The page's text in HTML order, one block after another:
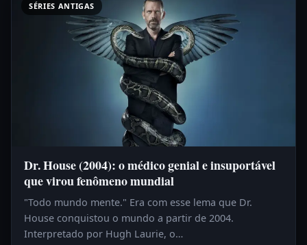
SÉRIES ANTIGAS
Dr. House (2004): o médico genial e insuportável
que virou fenômeno mundial
"Todo mundo mente." Era com esse lema que Dr.
House conquistou o mundo a partir de 2004.
Interpretado por Hugh Laurie, o…